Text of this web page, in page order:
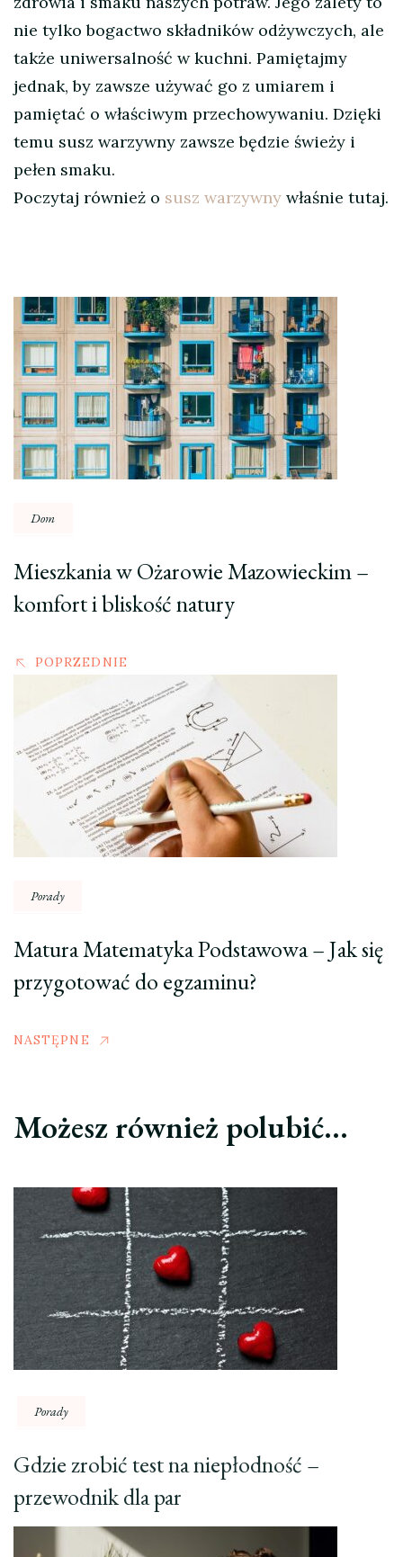
nie tylko bogactwo składników odżywczych, ale
także uniwersalność w kuchni. Pamiętajmy
jednak, by zawsze używać go z umiarem i
pamiętać o właściwym przechowywaniu. Dzięki
temu susz warzywny zawsze będzie świeży i
pełen smaku.
Poczytaj również o susz warzywny właśnie tutaj.
Nawigacja
wpisu
Dom
Mieszkania w Ożarowie Mazowieckim –
komfort i bliskość natury
POPRZEDNIE
Porady
Matura Matematyka Podstawowa – Jak się
przygotować do egzaminu?
NASTĘPNE
Możesz również polubić…
Porady
Gdzie zrobić test na niepłodność –
przewodnik dla par